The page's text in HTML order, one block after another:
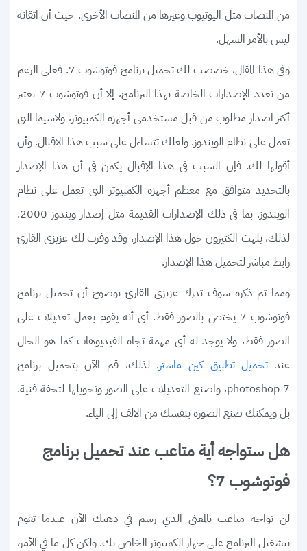
من المنصات مثل اليوتيوب وغيرها من المنصات الأخرى. حيث أن اتقانه
ليس بالأمر السهل.
وفي هذا المقال، خصصت لك تحميل برنامج فوتوشوب 7. فعلى الرغم
من تعدد الإصدارات الخاصة بهذا البرنامج، إلا أن فوتوشوب 7 يعتبر
أكثر اصدار مطلوب من قبل مستخدمي أجهزة الكمبيوتر، ولاسيما التي
تعمل على نظام الويندوز. ولعلك تتساءل على سبب هذا الاقبال. وأن
أقولها لك. فإن السبب في هذا الإقبال يكمن في أن هذا الإصدار
بالتحديد متوافق مع معظم أجهزة الكمبيوتر التي تعمل على نظام
الويندوز. بما في ذلك الإصدارات القديمة مثل إصدار ويندوز 2000.
لذلك، يلهث الكثيرون حول هذا الإصدار، وقد وفرت لك عزيزي القارئ
رابط مباشر لتحميل هذا الإصدار.
ومما تم ذكرة سوف تدرك عزيزي القارئ بوضوح أن تحميل برنامج
فوتوشوب 7 يختص بالصور فقط. أي أنه يقوم بعمل تعديلات على
الصور فقط، ولا يوجد له أي مهمة تجاه الفيديوهات كما هو الحال
عند تحميل تطبيق كين ماستر. لذلك، قم الآن بتحميل برنامج
photoshop 7، واصنع التعديلات على الصور وتحويلها لتحفة فنية.
بل ويمكنك صنع الصورة بنفسك من الالف إلى الياء.
هل ستواجه أية متاعب عند تحميل برنامج
فوتوشوب 7؟
لن تواجه متاعب بالمعنى الذي رسم في ذهنك الآن عندما تقوم
بتشغيل البرنامج على جهاز الكمبيوتر الخاص بك. ولكن كل ما في الأمر،